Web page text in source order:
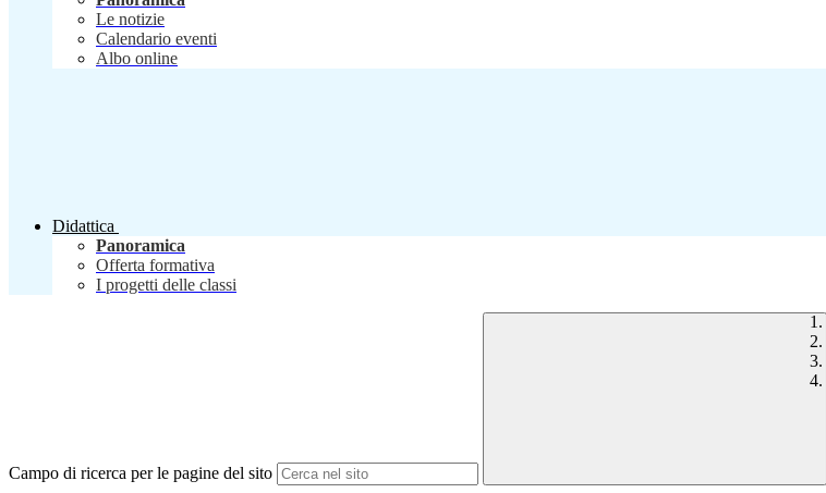
Le notizie
Calendario eventi
Albo online
Didattica
Panoramica
Offerta formativa
I progetti delle classi
Campo di ricerca per le pagine del sito